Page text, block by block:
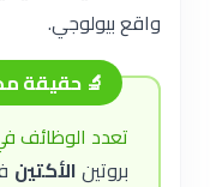
واقع بيولوجي.
🔬 حقيقة
تعدد الوظائف
بروتينالأكتين